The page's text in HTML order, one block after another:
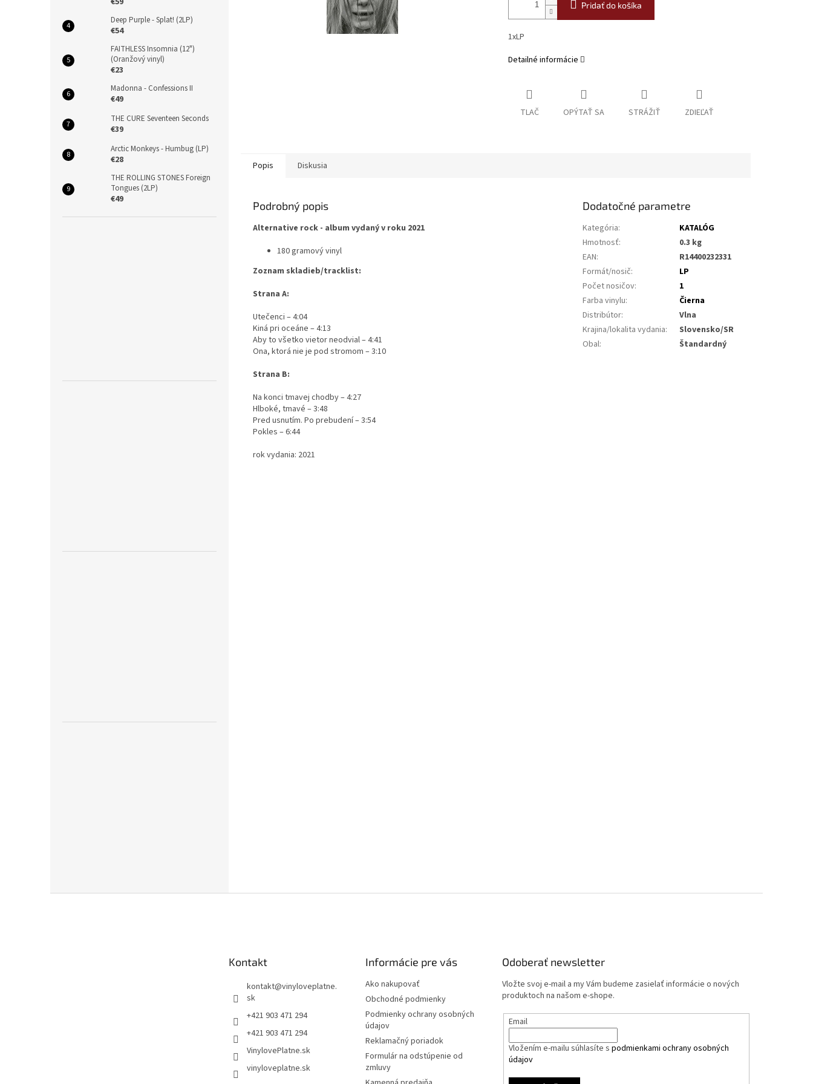
Deep Purple - Splat! (2LP)
€54
FAITHLESS Insomnia (12")
(Oranžový vinyl)
€23
Madonna - Confessions II
€49
THE CURE Seventeen Seconds
€39
Arctic Monkeys - Humbug (LP)
€28
THE ROLLING STONES Foreign
Tongues (2LP)
€49
Pridať do košíka
1xLP
Detailné informácie
TLAČ OPÝTAŤ SA STRÁŽIŤ ZDIEĽAŤ
Popis Diskusia
Podrobný popis
Alternative rock - album vydaný v roku 2021
180 gramový vinyl
Zoznam skladieb/tracklist:
Strana A:
Utečenci – 4:04
Kiná pri oceáne – 4:13
Aby to všetko vietor neodvial – 4:41
Ona, ktorá nie je pod stromom – 3:10
Strana B:
Na konci tmavej chodby – 4:27
Hlboké, tmavé – 3:48
Pred usnutím. Po prebudení – 3:54
Pokles – 6:44
rok vydania: 2021
Dodatočné parametre
Kategória:
KATALÓG
Hmotnosť:
0.3 kg
EAN:
R14400232331
Formát/nosič:
LP
Počet nosičov:
1
Farba vinylu:
Čierna
Distribútor:
Vlna
Krajina/lokalita vydania:
Slovensko/SR
Obal: Štandardný
Kontakt
kontakt@vinyloveplatne.
sk
+421 903 471 294
+421 903 471 294
VinylovePlatne.sk
vinyloveplatne.sk
Informácie pre vás
Ako nakupovať
Obchodné podmienky
Podmienky ochrany osobných
údajov
Reklamačný poriadok
Formulár na odstúpenie od
zmluvy
Odoberať newsletter
Vložte svoj e-mail a my Vám budeme zasielať informácie o nových
produktoch na našom e-shope.
Email
Vložením e-mailu súhlasíte spodmienkami ochrany osobných
údajov